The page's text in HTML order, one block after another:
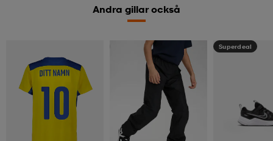
Andra gillar också
Kampanj -25% Superdeal